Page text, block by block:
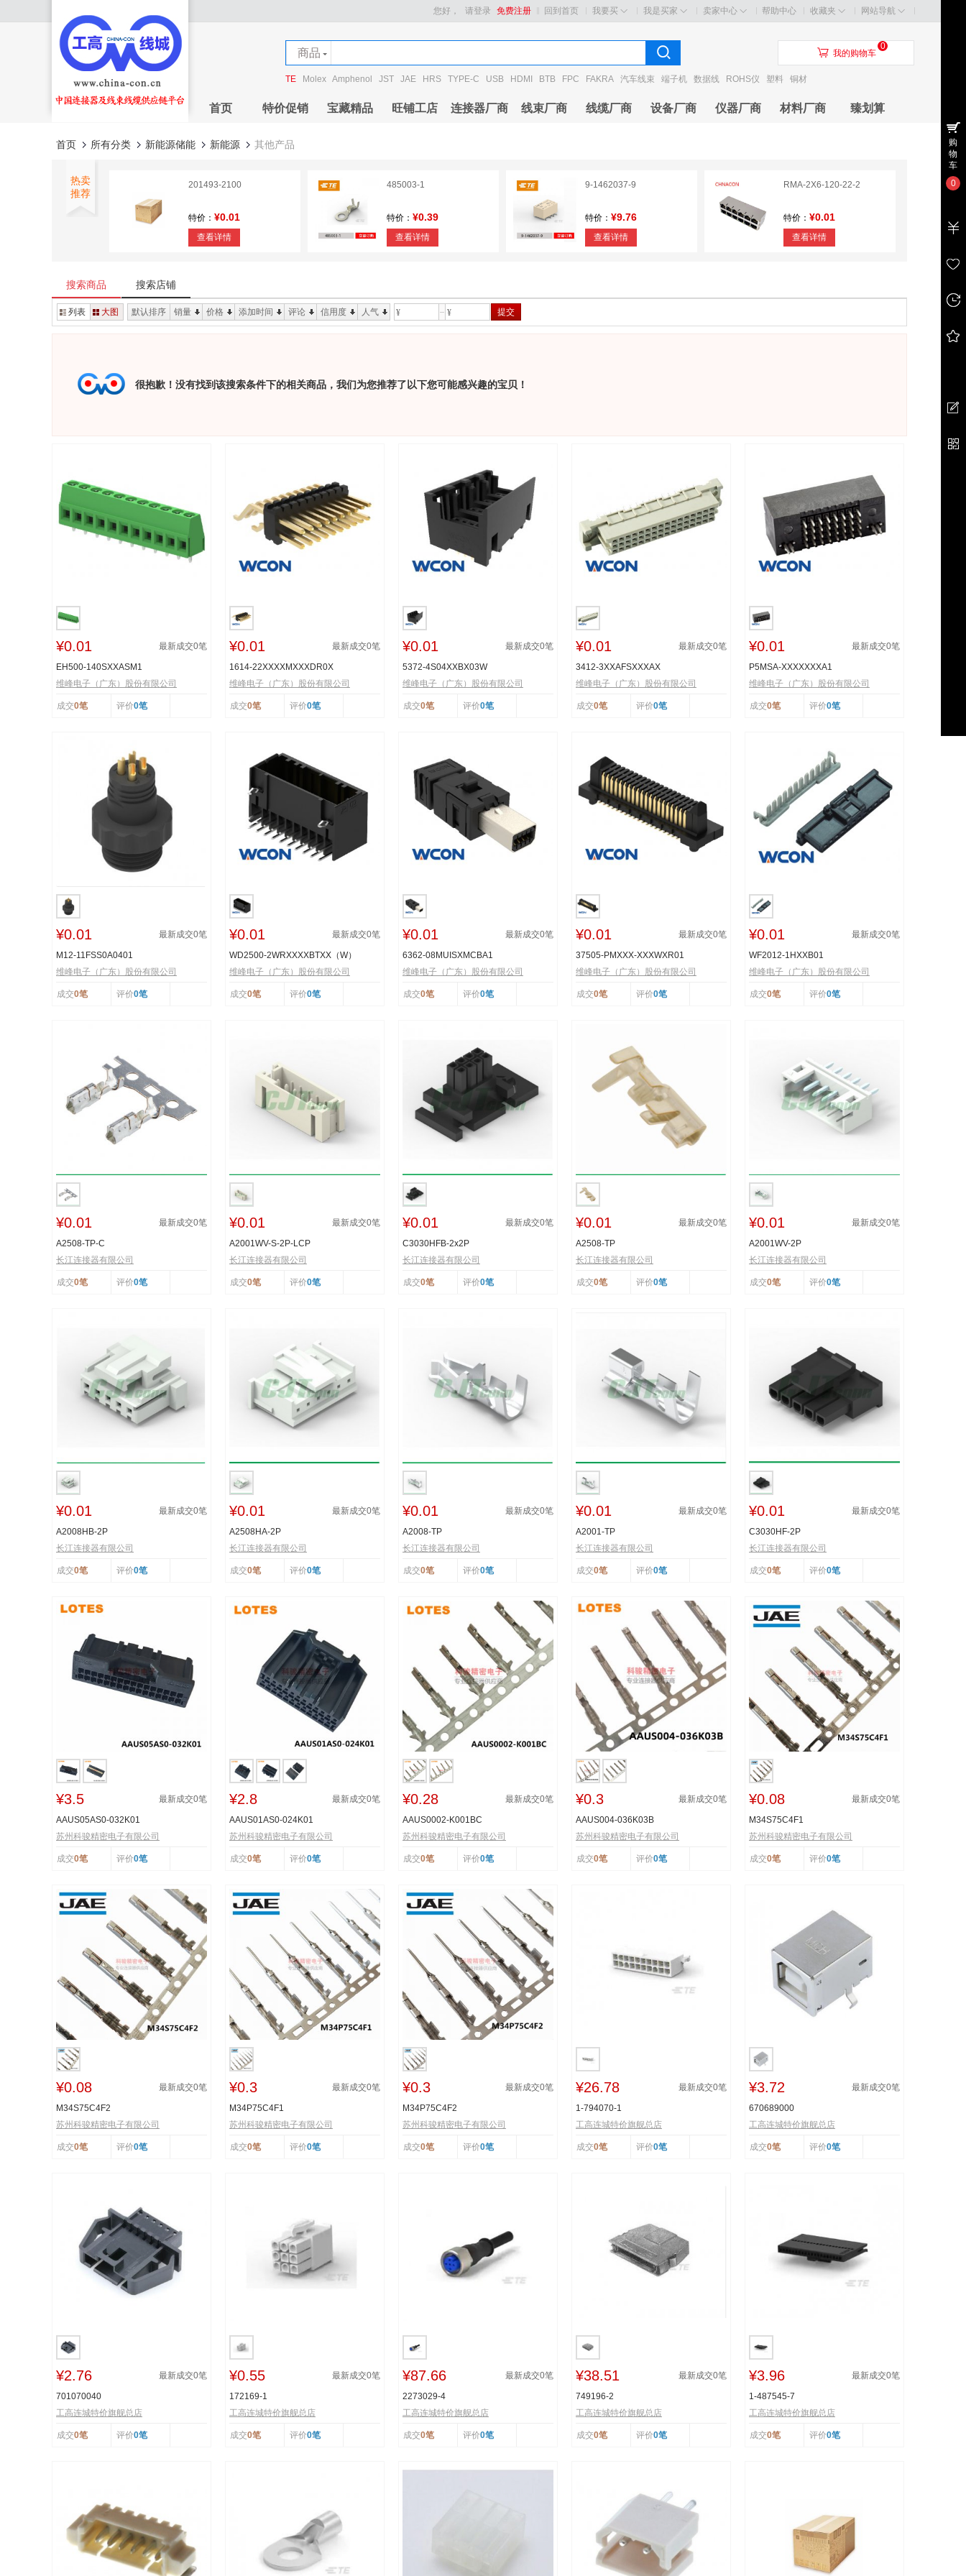
回到首页 我要买 我是买家 卖家中心 帮助中心 收藏夹 网站导航
您好， 请登录 免费注册
商品
店铺
TE Molex Amphenol JST JAE HRS TYPE-C USB HDMI BTB FPC FAKRA 汽车线束 端子机 数据线 ROHS仪 塑料 铜材
󰃦 我的购物车
0
首页 特价促销 宝藏精品 旺铺工店 连接器厂商 线束厂商 线缆厂商 设备厂商 仪器厂商 材料厂商 臻划算
首页 所有分类 新能源储能 新能源 其他产品
热卖
推荐
201493-2100
特价： ¥0.01
查看详情
485003-1
特价： ¥0.39
查看详情
9-1462037-9
特价： ¥9.76
查看详情
RMA-2X6-120-22-2
特价： ¥0.01
查看详情
特价：¥0
查看详情
搜索商品 搜索店铺
列表 大图 默认排序 销量 价格 添加时间 评论 信用度 人气 ¥ ¥ 提交
很抱歉！没有找到该搜索条件下的相关商品，我们为您推荐了以下您可能感兴趣的宝贝！
¥0.01 最新成交0笔
EH500-140SXXASM1
维峰电子（广东）股份有限公司
成交0笔 评价0笔
¥0.01 最新成交0笔
1614-22XXXXMXXXDR0X
维峰电子（广东）股份有限公司
成交0笔 评价0笔
¥0.01 最新成交0笔
5372-4S04XXBX03W
维峰电子（广东）股份有限公司
成交0笔 评价0笔
¥0.01 最新成交0笔
3412-3XXAFSXXXAX
维峰电子（广东）股份有限公司
成交0笔 评价0笔
¥0.01 最新成交0笔
P5MSA-XXXXXXXA1
维峰电子（广东）股份有限公司
成交0笔 评价0笔
¥0.01 最新成交0笔
M12-11FSS0A0401
维峰电子（广东）股份有限公司
成交0笔 评价0笔
¥0.01 最新成交0笔
WD2500-2WRXXXXBTXX（W）
维峰电子（广东）股份有限公司
成交0笔 评价0笔
¥0.01 最新成交0笔
6362-08MUISXMCBA1
维峰电子（广东）股份有限公司
成交0笔 评价0笔
¥0.01 最新成交0笔
37505-PMXXX-XXXWXR01
维峰电子（广东）股份有限公司
成交0笔 评价0笔
¥0.01 最新成交0笔
WF2012-1HXXB01
维峰电子（广东）股份有限公司
成交0笔 评价0笔
¥0.01 最新成交0笔
A2508-TP-C
长江连接器有限公司
成交0笔 评价0笔
¥0.01 最新成交0笔
A2001WV-S-2P-LCP
长江连接器有限公司
成交0笔 评价0笔
¥0.01 最新成交0笔
C3030HFB-2x2P
长江连接器有限公司
成交0笔 评价0笔
¥0.01 最新成交0笔
A2508-TP
长江连接器有限公司
成交0笔 评价0笔
¥0.01 最新成交0笔
A2001WV-2P
长江连接器有限公司
成交0笔 评价0笔
¥0.01 最新成交0笔
A2008HB-2P
长江连接器有限公司
成交0笔 评价0笔
¥0.01 最新成交0笔
A2508HA-2P
长江连接器有限公司
成交0笔 评价0笔
¥0.01 最新成交0笔
A2008-TP
长江连接器有限公司
成交0笔 评价0笔
¥0.01 最新成交0笔
A2001-TP
长江连接器有限公司
成交0笔 评价0笔
¥0.01 最新成交0笔
C3030HF-2P
长江连接器有限公司
成交0笔 评价0笔
¥3.5 最新成交0笔
AAUS05AS0-032K01
苏州科骏精密电子有限公司
成交0笔 评价0笔
¥2.8 最新成交0笔
AAUS01AS0-024K01
苏州科骏精密电子有限公司
成交0笔 评价0笔
¥0.28 最新成交0笔
AAUS0002-K001BC
苏州科骏精密电子有限公司
成交0笔 评价0笔
¥0.3 最新成交0笔
AAUS004-036K03B
苏州科骏精密电子有限公司
成交0笔 评价0笔
¥0.08 最新成交0笔
M34S75C4F1
苏州科骏精密电子有限公司
成交0笔 评价0笔
¥0.08 最新成交0笔
M34S75C4F2
苏州科骏精密电子有限公司
成交0笔 评价0笔
¥0.3 最新成交0笔
M34P75C4F1
苏州科骏精密电子有限公司
成交0笔 评价0笔
¥0.3 最新成交0笔
M34P75C4F2
苏州科骏精密电子有限公司
成交0笔 评价0笔
¥26.78 最新成交0笔
1-794070-1
工高连城特价旗舰总店
成交0笔 评价0笔
¥3.72 最新成交0笔
670689000
工高连城特价旗舰总店
成交0笔 评价0笔
¥2.76 最新成交0笔
701070040
工高连城特价旗舰总店
成交0笔 评价0笔
¥0.55 最新成交0笔
172169-1
工高连城特价旗舰总店
成交0笔 评价0笔
¥87.66 最新成交0笔
2273029-4
工高连城特价旗舰总店
成交0笔 评价0笔
¥38.51 最新成交0笔
749196-2
工高连城特价旗舰总店
成交0笔 评价0笔
¥3.96 最新成交0笔
1-487545-7
工高连城特价旗舰总店
成交0笔 评价0笔
购
物
车
0